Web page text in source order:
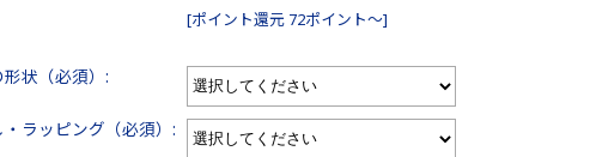
[ポイント還元 72ポイント～]
形状（必須）:
・ラッピング（必須）: